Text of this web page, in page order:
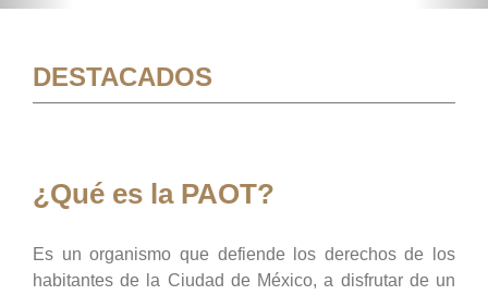
DESTACADOS
¿Qué es la PAOT?
Es un organismo que defiende los derechos de los
habitantes de la Ciudad de México, a disfrutar de un